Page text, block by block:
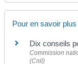
Pour en savoir plus
Dix conseils
Commission
(Cnil)